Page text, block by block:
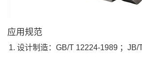
应用规范
设计制造：GB/T 12224-1989 ；JB/